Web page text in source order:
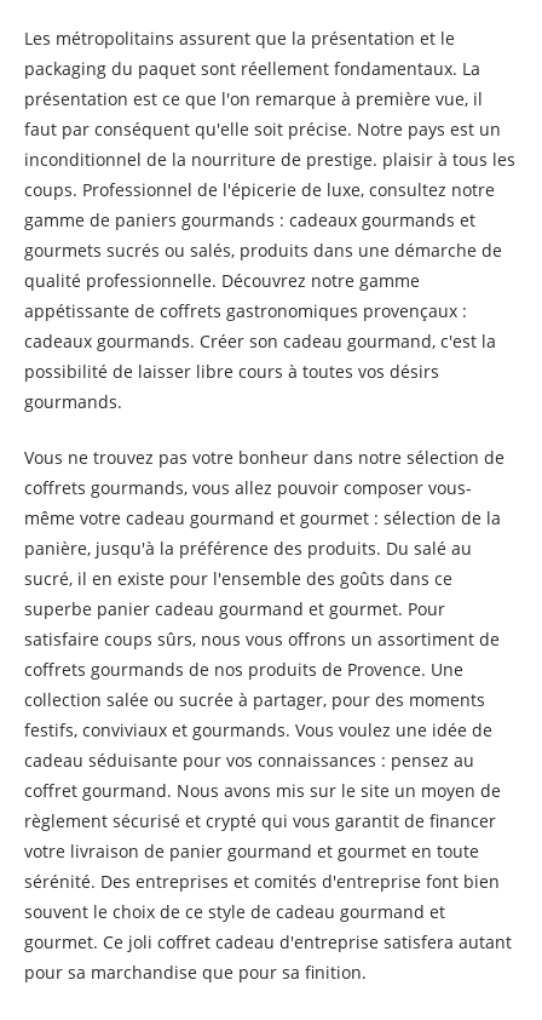
Les métropolitains assurent que la présentation et le
packaging du paquet sont réellement fondamentaux. La
présentation est ce que l'on remarque à première vue, il
faut par conséquent qu'elle soit précise. Notre pays est un
inconditionnel de la nourriture de prestige. plaisir à tous les
coups. Professionnel de l'épicerie de luxe, consultez notre
gamme de paniers gourmands : cadeaux gourmands et
gourmets sucrés ou salés, produits dans une démarche de
qualité professionnelle. Découvrez notre gamme
appétissante de coffrets gastronomiques provençaux :
cadeaux gourmands. Créer son cadeau gourmand, c'est la
possibilité de laisser libre cours à toutes vos désirs
gourmands.
Vous ne trouvez pas votre bonheur dans notre sélection de
coffrets gourmands, vous allez pouvoir composer vous-
même votre cadeau gourmand et gourmet : sélection de la
panière, jusqu'à la préférence des produits. Du salé au
sucré, il en existe pour l'ensemble des goûts dans ce
superbe panier cadeau gourmand et gourmet. Pour
satisfaire coups sûrs, nous vous offrons un assortiment de
coffrets gourmands de nos produits de Provence. Une
collection salée ou sucrée à partager, pour des moments
festifs, conviviaux et gourmands. Vous voulez une idée de
cadeau séduisante pour vos connaissances : pensez au
coffret gourmand. Nous avons mis sur le site un moyen de
règlement sécurisé et crypté qui vous garantit de financer
votre livraison de panier gourmand et gourmet en toute
sérénité. Des entreprises et comités d'entreprise font bien
souvent le choix de ce style de cadeau gourmand et
gourmet. Ce joli coffret cadeau d'entreprise satisfera autant
pour sa marchandise que pour sa finition.